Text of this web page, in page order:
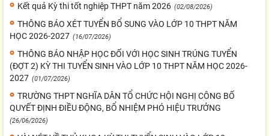
Kết quả Kỳ thi tốt nghiệp THPT năm 2026 (02/08/2026)
THÔNG BÁO XÉT TUYỂN BỔ SUNG VÀO LỚP 10 THPT NĂM
HỌC 2026-2027 (16/07/2026)
THÔNG BÁO NHẬP HỌC ĐỐI VỚI HỌC SINH TRÚNG TUYỂN
(ĐỢT 2) KỲ THI TUYỂN SINH VÀO LỚP 10 THPT NĂM HỌC 2026-
2027 (01/07/2026)
TRƯỜNG THPT NGHĨA DÂN TỔ CHỨC HỘI NGHỊ CÔNG BỐ
QUYẾT ĐỊNH ĐIỀU ĐỘNG, BỔ NHIỆM PHÓ HIỆU TRƯỞNG
(26/06/2026)